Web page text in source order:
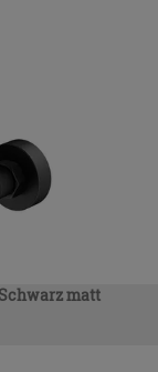
matt